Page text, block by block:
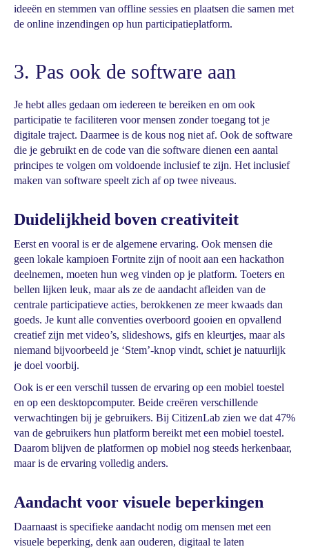
ideeën en stemmen van offline sessies en plaatsen die samen met
de online inzendingen op hun participatieplatform.
3. Pas ook de software aan
Je hebt alles gedaan om iedereen te bereiken en om ook
participatie te faciliteren voor mensen zonder toegang tot je
digitale traject. Daarmee is de kous nog niet af. Ook de software
die je gebruikt en de code van die software dienen een aantal
principes te volgen om voldoende inclusief te zijn. Het inclusief
maken van software speelt zich af op twee niveaus.
Duidelijkheid boven creativiteit
Eerst en vooral is er de algemene ervaring. Ook mensen die
geen lokale kampioen Fortnite zijn of nooit aan een hackathon
deelnemen, moeten hun weg vinden op je platform. Toeters en
bellen lijken leuk, maar als ze de aandacht afleiden van de
centrale participatieve acties, berokkenen ze meer kwaads dan
goeds. Je kunt alle conventies overboord gooien en opvallend
creatief zijn met video’s, slideshows, gifs en kleurtjes, maar als
niemand bijvoorbeeld je ‘Stem’-knop vindt, schiet je natuurlijk
je doel voorbij.
Ook is er een verschil tussen de ervaring op een mobiel toestel
en op een desktopcomputer. Beide creëren verschillende
verwachtingen bij je gebruikers. Bij CitizenLab zien we dat 47%
van de gebruikers hun platform bereikt met een mobiel toestel.
Daarom blijven de platformen op mobiel nog steeds herkenbaar,
maar is de ervaring volledig anders.
Aandacht voor visuele beperkingen
Daarnaast is specifieke aandacht nodig om mensen met een
visuele beperking, denk aan ouderen, digitaal te laten